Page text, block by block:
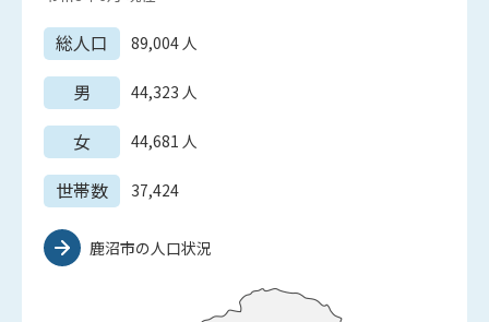
総人口 89,004 人
男 44,323 人
女 44,681 人
世帯数 37,424
鹿沼市の人口状況